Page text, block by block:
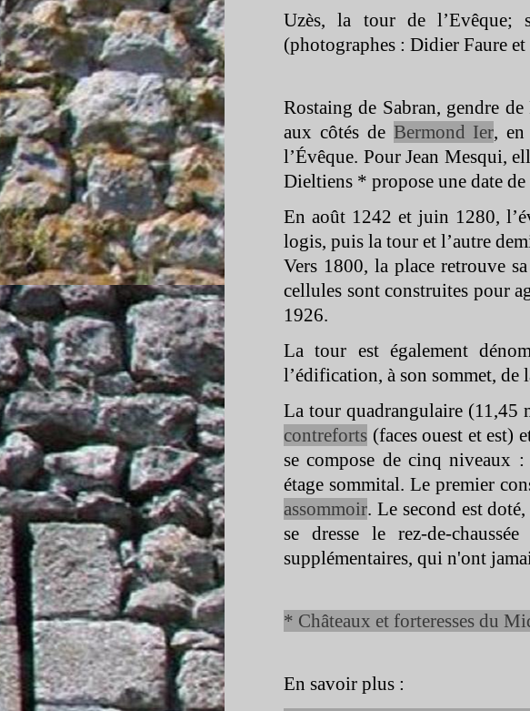
Uzès, la tour de l’Evêque;
(photographes : Didier Faure
Rostaing de Sabran, gendre
aux côtés de Bermond Ier,
l’Évêque. Pour Jean Mesqui,
Dieltiens * propose une date
En août 1242 et juin 1280,
logis, puis la tour et l’autre
Vers 1800, la place retrouve
cellules sont construites pour
1926.
La tour est également
l’édification, à son sommet, de
La tour quadrangulaire (11,45
contreforts (faces ouest et est)
se compose de cinq niveaux
étage sommital. Le premier
assommoir. Le second est
se dresse le rez-de-
supplémentaires, qui n'ont
* Châteaux et forteresses du
En savoir plus :